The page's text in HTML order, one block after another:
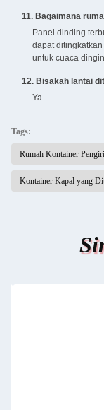
11. Bagaimana
Panel dinding
dapat
untuk cuaca
12. Bisakah lantai
Ya.
Tags:
Rumah Kontainer
Kontainer Kapal yang